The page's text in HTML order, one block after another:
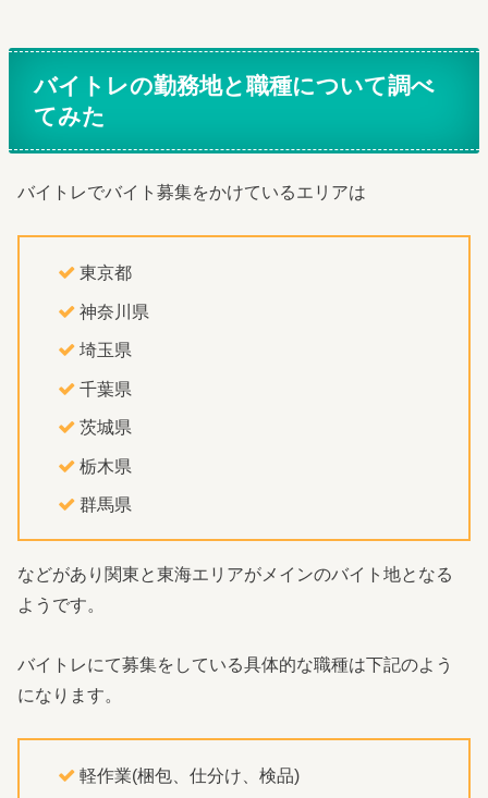
バイトレの勤務地と職種について調べ
てみた
バイトレでバイト募集をかけているエリアは
東京都
神奈川県
埼玉県
千葉県
茨城県
栃木県
群馬県
などがあり関東と東海エリアがメインのバイト地となる
ようです。
バイトレにて募集をしている具体的な職種は下記のよう
になります。
軽作業(梱包、仕分け、検品)